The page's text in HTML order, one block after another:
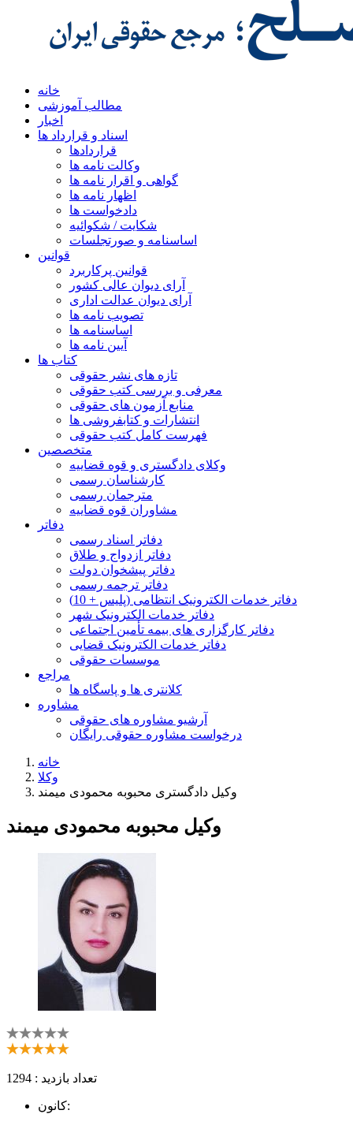
خانه
مطالب آموزشی
اخبار
اسناد و قرارداد ها
قراردادها
وکالت نامه ها
گواهی و اقرار نامه ها
اظهار نامه ها
دادخواست ها
شکایت / شکوائیه
اساسنامه و صورتجلسات
قوانین
قوانین پرکاربرد
آرای دیوان عالی کشور
آرای دیوان عدالت اداری
تصویب نامه ها
اساسنامه ها
آیین نامه ها
کتاب ها
تازه های نشر حقوقی
معرفی و بررسی کتب حقوقی
منابع آزمون های حقوقی
انتشارات و کتابفروشی ها
فهرست کامل کتب حقوقی
متخصصین
وکلای دادگستری و قوه قضاییه
کارشناسان رسمی
مترجمان رسمی
مشاوران قوه قضاییه
دفاتر
دفاتر اسناد رسمی
دفاتر ازدواج و طلاق
دفاتر پیشخوان دولت
دفاتر ترجمه رسمی
دفاتر خدمات الکترونیک انتظامی (پلیس + 10)
دفاتر خدمات الکترونیک شهر
دفاتر کارگزاری های بیمه تأمین اجتماعی
دفاتر خدمات الکترونیک قضایی
موسسات حقوقی
مراجع
کلانتری ها و پاسگاه ها
مشاوره
آرشیو مشاوره های حقوقی
درخواست مشاوره حقوقی رایگان
خانه
وکلا
وکیل دادگستری محبوبه محمودی میمند
وکیل محبوبه محمودی میمند
تعداد بازدید : 1294
کانون: